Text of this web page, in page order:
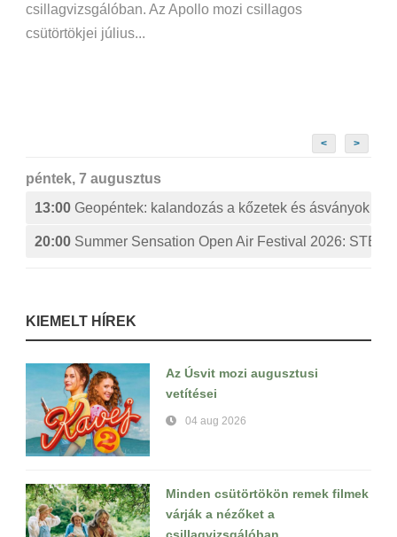
csillagvizsgálóban. Az Apollo mozi csillagos
csütörtökjei július...
< >
péntek, 7 augusztus
13:00 Geopéntek: kalandozás a kőzetek és ásványok
20:00 Summer Sensation Open Air Festival 2026:
KIEMELT HÍREK
Az Úsvit mozi augusztusi
vetítései
04 aug 2026
Minden csütörtökön remek filmek
várják a nézőket a
csillagvizsgálóban